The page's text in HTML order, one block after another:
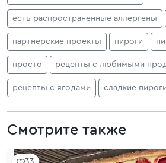
есть распространенные аллергены
партнерские проекты пироги
просто рецепты с любимыми
рецепты с ягодами сладкие пироги
Смотрите также